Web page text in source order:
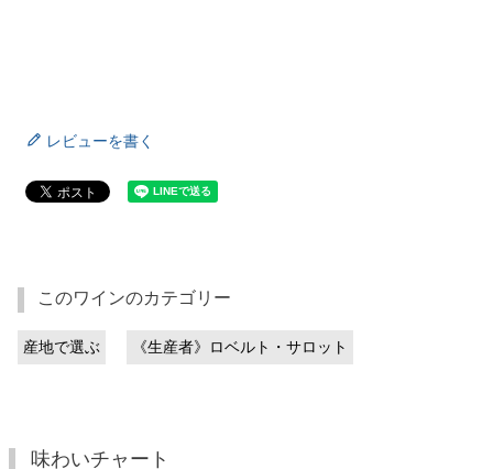
レビューを書く
このワインのカテゴリー
産地で選ぶ 《生産者》ロベルト・サロット
味わいチャート